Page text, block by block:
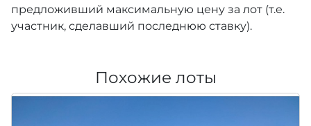
предложивший максимальную цену за лот (т.е.
участник, сделавший последнюю ставку).
Похожие лоты